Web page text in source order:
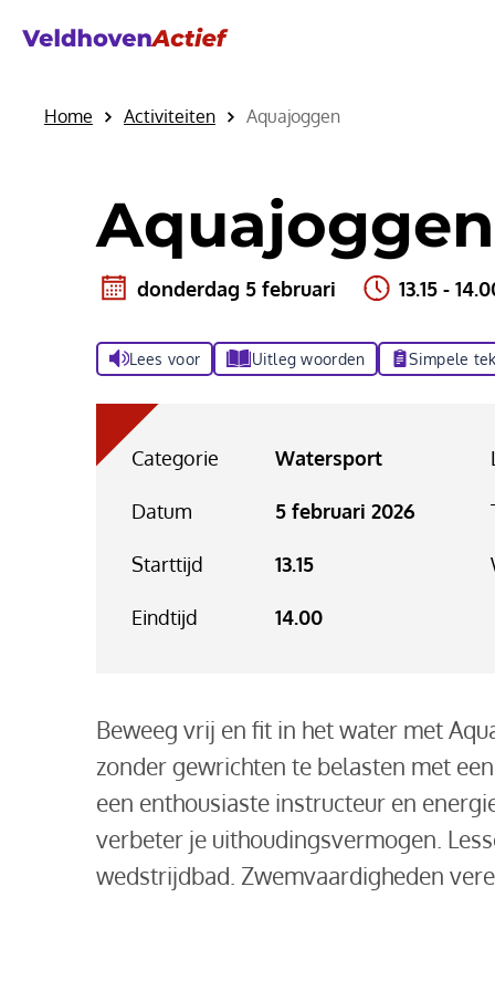
Home Activiteiten Aquajoggen
Aquajoggen
donderdag 5 februari 13.15 -
Lees voor Uitleg woorden Simpele
Categorie Watersport
Datum 5 februari 2026
Starttijd 13.15
Eindtijd 14.00
Beweeg vrij en fit in het water met
zonder gewrichten te belasten met
een enthousiaste instructeur en
verbeter je uithoudingsvermogen.
wedstrijdbad. Zwemvaardigheden